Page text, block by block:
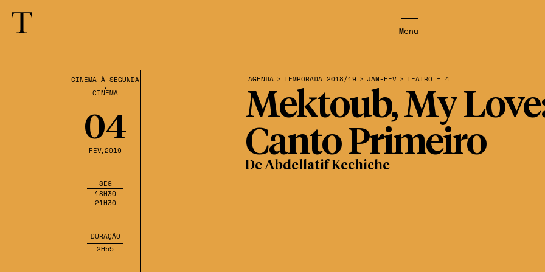
Menu
Mektoub, My
Canto Primeiro
CINEMA À SEGUNDA
,
CINEMA
04
FEV,2019
SEG
18H30
21H30
DURAÇÃO
2H55
AGENDA > TEMPORADA 2018/19 > JAN-FEV > TEATRO + 4
De Abdellatif Kechiche